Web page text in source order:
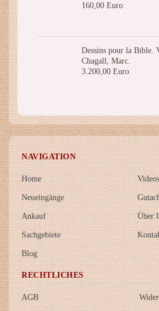
160,00 Euro
Dessins pour la Bible.
Chagall, Marc.
3.200,00 Euro
NAVIGATION
Home
Neueingänge
Ankauf
Sachgebiete
Blog
Videos
Über
RECHTLICHES
AGB